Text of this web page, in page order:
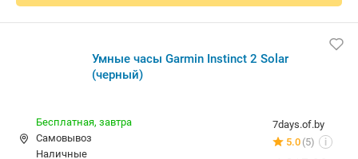
Умные часы Garmin Instinct 2 Solar
(черный)
7days.of.by
5.0 (5) i
Бесплатная, завтра
Самовывоз
наличные